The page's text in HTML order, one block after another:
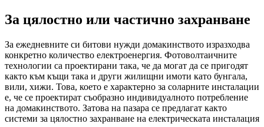
За цялостно или частично захранване
За ежедневните си битови нужди домакинството изразходва
конкретно количество електроенергия. Фотоволтаичните
технологии са проектирани така, че да могат да се пригодят
както към къщи така и други жилищни имоти като бунгала,
вили, хижи. Това, което е характерно за соларните инсталации
е, че се проектират съобразно индивидуалното потребление
на домакинството. Затова на пазара се предлагат както
системи за цялостно захранване на електрическата инсталация